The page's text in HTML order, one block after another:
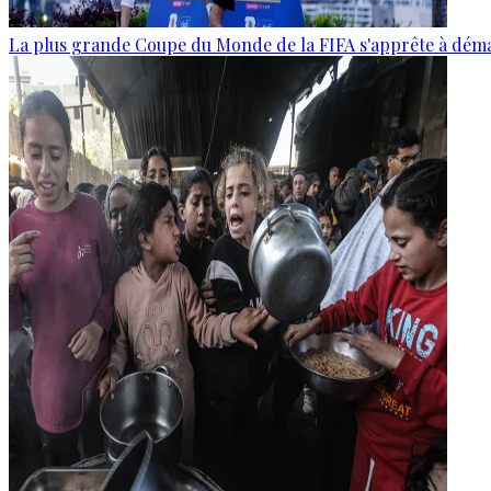
La plus grande Coupe du Monde de la FIFA s'apprête à